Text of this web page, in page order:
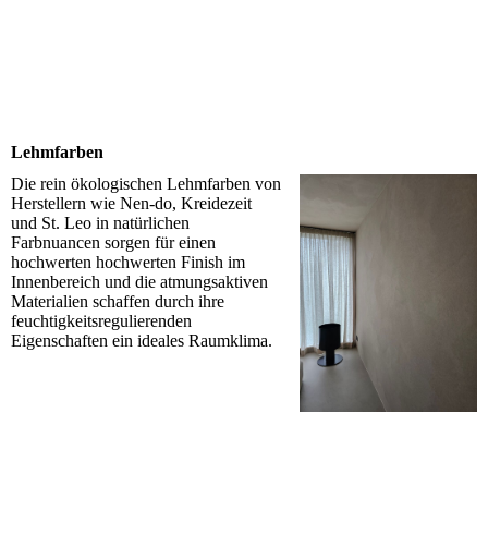
Lehmfarben
Die rein ökologischen Lehmfarben von
Herstellern wie Nen-do, Kreidezeit
und St. Leo in natürlichen
Farbnuancen sorgen für einen
hochwerten hochwerten Finish im
Innenbereich und die atmungsaktiven
Materialien schaffen durch ihre
feuchtigkeitsregulierenden
Eigenschaften ein ideales Raumklima.